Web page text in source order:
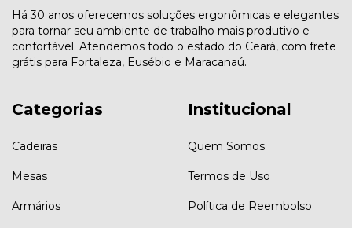
Há 30 anos oferecemos soluções ergonômicas e elegantes
para tornar seu ambiente de trabalho mais produtivo e
confortável. Atendemos todo o estado do Ceará, com frete
grátis para Fortaleza, Eusébio e Maracanaú.
Categorias
Cadeiras
Mesas
Armários
Institucional
Quem Somos
Termos de Uso
Política de Reembolso